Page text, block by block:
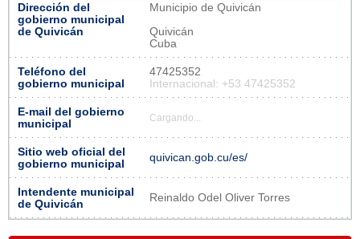
Dirección del
gobierno municipal
de Quivicán
Municipio de Quivicán
Quivicán
Cuba
Teléfono del
gobierno municipal
47425352
Internacional: +53 47425352
E-mail del gobierno
municipal
Cargando...
Sitio web oficial del
gobierno municipal
quivican.gob.cu/es/
Intendente municipal
de Quivicán
Reinaldo Odel Oliver Torres